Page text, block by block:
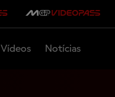
Vídeos Notícias